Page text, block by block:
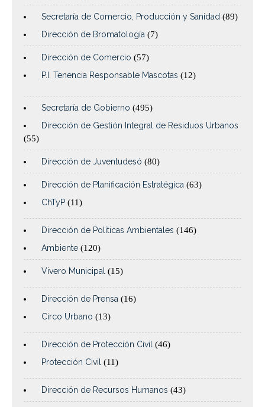
Secretaría de Comercio, Producción y Sanidad (89)
Dirección de Bromatología (7)
Dirección de Comercio (57)
P.I. Tenencia Responsable Mascotas (12)
Secretaría de Gobierno (495)
Dirección de Gestión Integral de Residuos Urbanos
(55)
Dirección de Juventudesó (80)
Dirección de Planificación Estratégica (63)
ChTyP (11)
Dirección de Políticas Ambientales (146)
Ambiente (120)
Vivero Municipal (15)
Dirección de Prensa (16)
Circo Urbano (13)
Dirección de Protección Civil (46)
Protección Civil (11)
Dirección de Recursos Humanos (43)